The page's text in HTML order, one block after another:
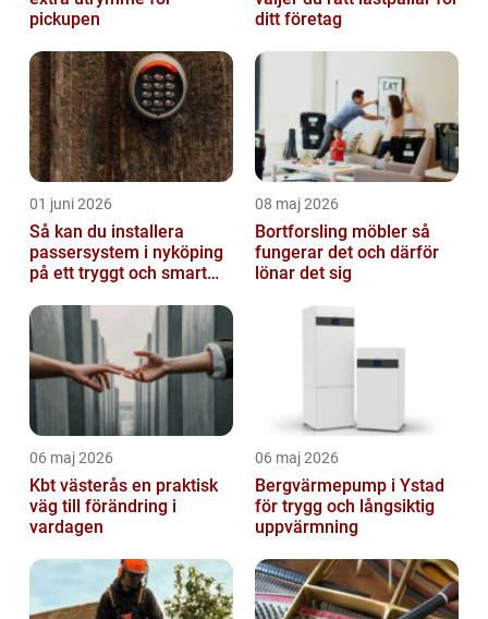
pickupen
ditt företag
01 juni 2026
Så kan du installera
passersystem i nyköping
på ett tryggt och smart
08 maj 2026
Bortforsling möbler så
fungerar det och därför
lönar det sig
06 maj 2026
Kbt västerås en praktisk
väg till förändring i
vardagen
06 maj 2026
Bergvärmepump i Ystad
för trygg och långsiktig
uppvärmning